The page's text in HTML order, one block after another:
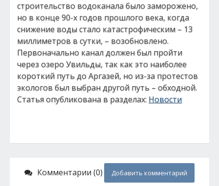
строительство водоканала было заморожено,
но в конце 90-х годов прошлого века, когда
снижение воды стало катастрофическим – 13
миллиметров в сутки, – возобновлено.
Первоначально канал должен был пройти
через озеро Увильды, так как это наиболее
короткий путь до Аргазей, но из-за протестов
экологов был выбран другой путь – обходной.
Статья опубликована в разделах: Новости
Комментарии (0) Добавить комментарий